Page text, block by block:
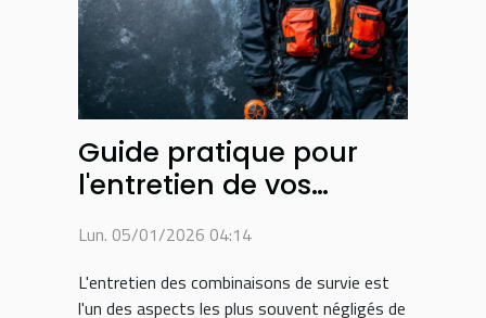
Guide pratique pour
l'entretien de vos
Lun. 05/01/2026 04:14
L'entretien des combinaisons de survie est
l'un des aspects les plus souvent négligés de